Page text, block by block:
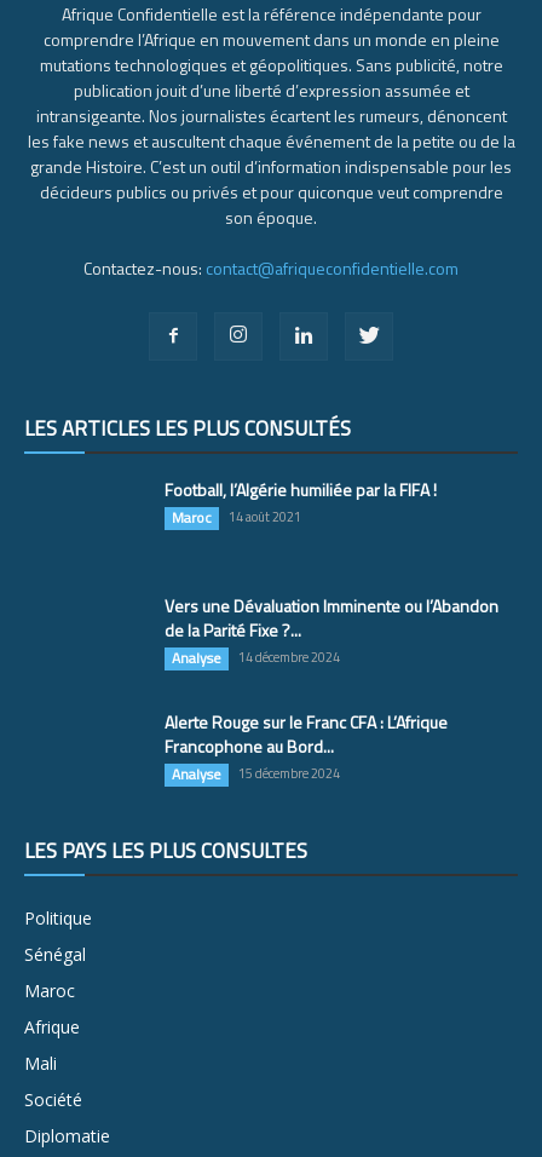
Afrique Confidentielle est la référence indépendante pour
comprendre l’Afrique en mouvement dans un monde en pleine
mutations technologiques et géopolitiques. Sans publicité, notre
publication jouit d’une liberté d’expression assumée et
intransigeante. Nos journalistes écartent les rumeurs, dénoncent
les fake news et auscultent chaque événement de la petite ou de la
grande Histoire. C’est un outil d’information indispensable pour les
décideurs publics ou privés et pour quiconque veut comprendre
son époque.
Contactez-nous: contact@afriqueconfidentielle.com
LES ARTICLES LES PLUS CONSULTÉS
Football, l’Algérie humiliée par la FIFA !
Maroc 14 août 2021
Vers une Dévaluation Imminente ou l’Abandon
de la Parité Fixe ?...
Analyse 14 décembre 2024
Alerte Rouge sur le Franc CFA : L’Afrique
Francophone au Bord...
Analyse 15 décembre 2024
LES PAYS LES PLUS CONSULTÉS
Politique
Sénégal
Maroc
Afrique
Mali
Société
Diplomatie